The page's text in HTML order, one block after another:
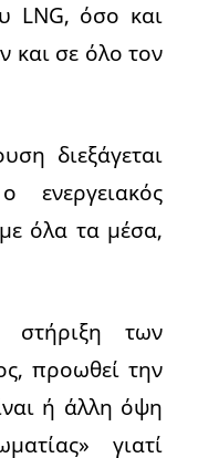
LNG, όσο και
και σε όλο τον
διεξάγεται
όλα τα μέσα,
των
προωθεί την
ή άλλη όψη
γιατί